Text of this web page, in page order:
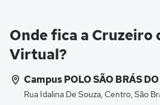
Onde fica a Cruzeiro
Virtual?
Campus POLO SÃO BRÁS
Rua Idalina De Souza, Centro, São